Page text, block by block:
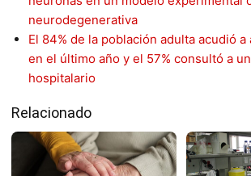
neurodegenerativa
El 84% de la población adulta acudió
en el último año y el 57% consultó a
hospitalario
Relacionado